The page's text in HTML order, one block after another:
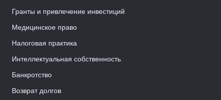
Гранты и привлечение инвестиций
Медицинское право
Налоговая практика
Интеллектуальная собственность
Банкротство
Возврат долгов